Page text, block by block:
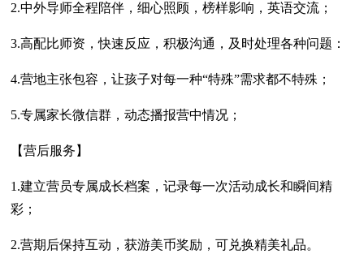
2.中外导师全程陪伴，细心照顾，榜样影响，英语交流；
3.高配比师资，快速反应，积极沟通，及时处理各种问题：
4.营地主张包容，让孩子对每一种“特殊”需求都不特殊；
5.专属家长微信群，动态播报营中情况；
【营后服务】
1.建立营员专属成长档案，记录每一次活动成长和瞬间精
彩；
2.营期后保持互动，获游美币奖励，可兑换精美礼品。